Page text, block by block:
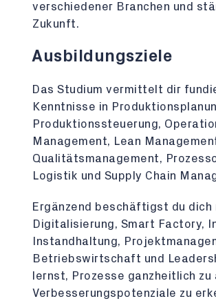
verschiedener Branchen und
Zukunft.
Ausbildungsziele
Das Studium vermittelt dir
Kenntnisse in
Produktionssteuerung,
Management, Lean
Qualitätsmanagement,
Logistik und Supply Chain
Ergänzend beschäftigst du dich
Digitalisierung, Smart Factory,
Instandhaltung,
Betriebswirtschaft und
lernst, Prozesse ganzheitlich zu
Verbesserungspotenziale zu